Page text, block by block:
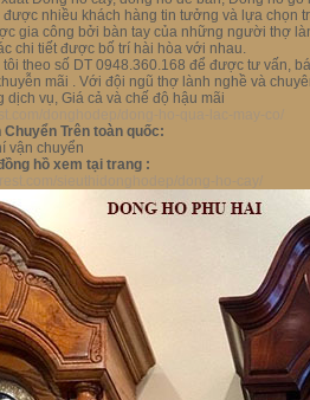
nhiều khách hàng tin tưởng và lựa chọn
gia công bởi bàn tay của những người thợ
chi tiết được bố trí hài hòa với nhau.
theo số DT 0948.360.168 để được tư vấn,
mãi . Với đội ngũ thợ lành nghề và
vụ, Giá cả và chế độ hậu mãi
Trên toàn quốc:
vận chuyển
hồ xem tại trang :